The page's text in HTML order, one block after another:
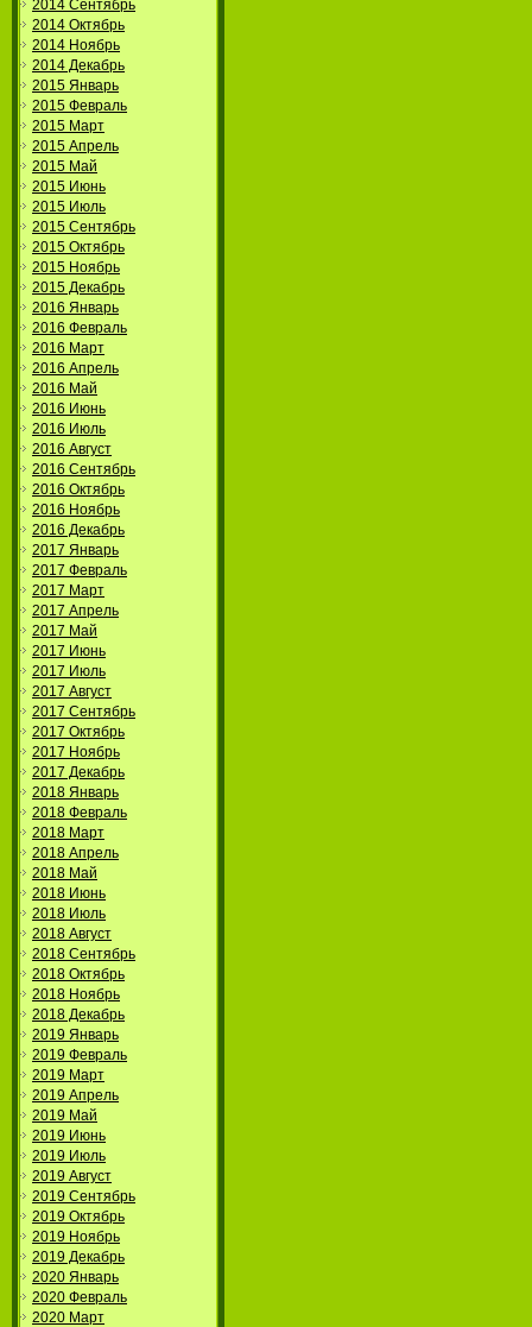
2014 Сентябрь
2014 Октябрь
2014 Ноябрь
2014 Декабрь
2015 Январь
2015 Февраль
2015 Март
2015 Апрель
2015 Май
2015 Июнь
2015 Июль
2015 Сентябрь
2015 Октябрь
2015 Ноябрь
2015 Декабрь
2016 Январь
2016 Февраль
2016 Март
2016 Апрель
2016 Май
2016 Июнь
2016 Июль
2016 Август
2016 Сентябрь
2016 Октябрь
2016 Ноябрь
2016 Декабрь
2017 Январь
2017 Февраль
2017 Март
2017 Апрель
2017 Май
2017 Июнь
2017 Июль
2017 Август
2017 Сентябрь
2017 Октябрь
2017 Ноябрь
2017 Декабрь
2018 Январь
2018 Февраль
2018 Март
2018 Апрель
2018 Май
2018 Июнь
2018 Июль
2018 Август
2018 Сентябрь
2018 Октябрь
2018 Ноябрь
2018 Декабрь
2019 Январь
2019 Февраль
2019 Март
2019 Апрель
2019 Май
2019 Июнь
2019 Июль
2019 Август
2019 Сентябрь
2019 Октябрь
2019 Ноябрь
2019 Декабрь
2020 Январь
2020 Февраль
2020 Март